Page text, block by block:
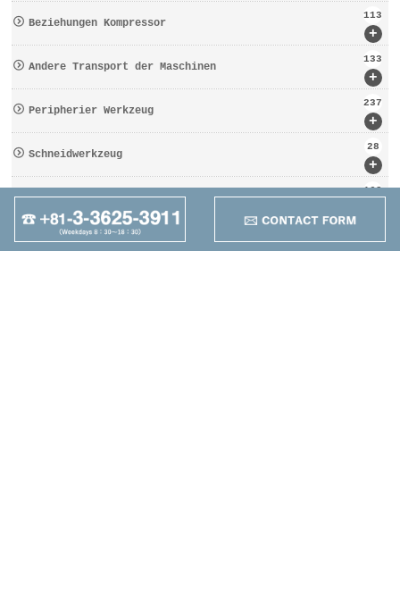
+
Beziehungen Kompressor
113
+
Andere Transport der Maschinen
133
+
Peripherier Werkzeug
237
+
Schneidwerkzeug
28
Werkzeugbezogen
162
+
Anders